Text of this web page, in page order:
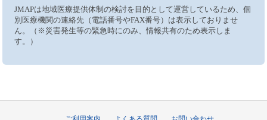
JMAPは地域医療提供体制の検討を目的として運営しているため、個
別医療機関の連絡先（電話番号やFAX番号）は表示しておりませ
ん。（※災害発生等の緊急時にのみ、情報共有のため表示しま
す。）